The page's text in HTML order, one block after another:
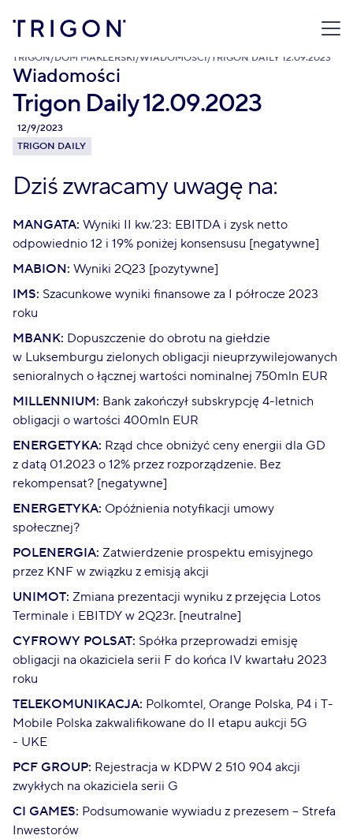
TRIGON/DOM MAKLERSKI/WIADOMOŚCI/ TRIGON DAILY 12.09.2023
Wiadomości
Trigon Daily 12.09.2023
12/9/2023
TRIGON DAILY
Dziś zwracamy uwagę na:
MANGATA: Wyniki II kw.’23: EBITDA i zysk netto
odpowiednio 12 i 19% poniżej konsensusu [negatywne]
MABION: Wyniki 2Q23 [pozytywne]
IMS: Szacunkowe wyniki finansowe za I półrocze 2023
roku
MBANK: Dopuszczenie do obrotu na giełdzie
w Luksemburgu zielonych obligacji nieuprzywilejowanych
senioralnych o łącznej wartości nominalnej 750mln EUR
MILLENNIUM: Bank zakończył subskrypcję 4-letnich
obligacji o wartości 400mln EUR
ENERGETYKA: Rząd chce obniżyć ceny energii dla GD
z datą 01.2023 o 12% przez rozporządzenie. Bez
rekompensat? [negatywne]
ENERGETYKA: Opóźnienia notyfikacji umowy
społecznej?
POLENERGIA: Zatwierdzenie prospektu emisyjnego
przez KNF w związku z emisją akcji
UNIMOT: Zmiana prezentacji wyniku z przejęcia Lotos
Terminale i EBITDY w 2Q23r. [neutralne]
CYFROWY POLSAT: Spółka przeprowadzi emisję
obligacji na okaziciela serii F do końca IV kwartału 2023
roku
TELEKOMUNIKACJA: Polkomtel, Orange Polska, P4 i T-
Mobile Polska zakwalifikowane do II etapu aukcji 5G
- UKE
PCF GROUP: Rejestracja w KDPW 2 510 904 akcji
zwykłych na okaziciela serii G
CI GAMES: Podsumowanie wywiadu z prezesem – Strefa
Inwestorów